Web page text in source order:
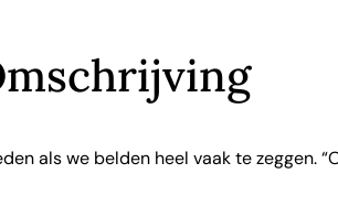
als we belden heel vaak te zeggen.